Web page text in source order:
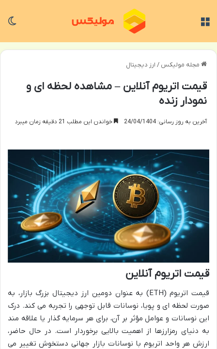
مجله مولیکس / ارز دیجیتال
قیمت اتریوم آنلاین – مشاهده لحظه ای و
نمودار زنده
آخرین به روز رسانی: 24/04/1404 خواندن این مطلب 21 دقیقه زمان میبرد
قیمت اتریوم آنلاین
قیمت اتریوم (ETH) به عنوان دومین ارز دیجیتال بزرگ بازار، به
صورت لحظه ای و پویا، نوسانات قابل توجهی را تجربه می کند. درک
این نوسانات و عوامل مؤثر بر آن، برای هر سرمایه گذار یا علاقه مند
به دنیای رمزارزها از اهمیت بالایی برخوردار است. در حال حاضر،
ارزش هر واحد اتریوم با نوسانات بازار جهانی دستخوش تغییر می